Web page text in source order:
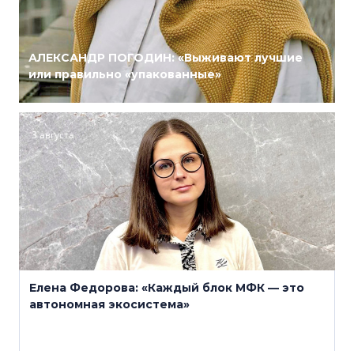
АЛЕКСАНДР ПОГОДИН: «Выживают лучшие
или правильно «упакованные»
3 августа
Елена Федорова: «Каждый блок МФК — это
автономная экосистема»